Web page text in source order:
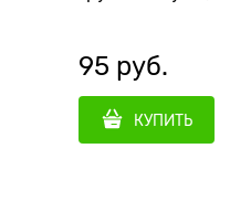
95 руб.
КУПИТЬ